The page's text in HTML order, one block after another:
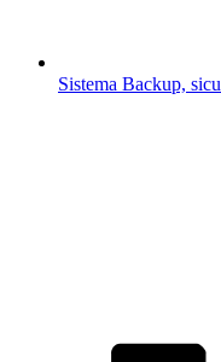
Sistema Backup,